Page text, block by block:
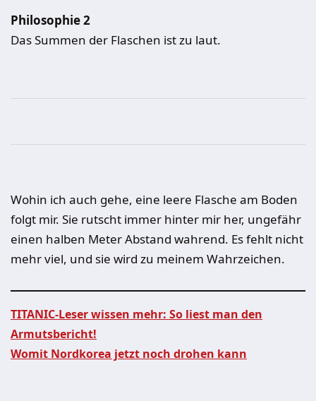
Philosophie 2
Das Summen der Flaschen ist zu laut.
Wohin ich auch gehe, eine leere Flasche am Boden
folgt mir. Sie rutscht immer hinter mir her, ungefähr
einen halben Meter Abstand wahrend. Es fehlt nicht
mehr viel, und sie wird zu meinem Wahrzeichen.
Beitragsnavigation
TITANIC-Leser wissen mehr: So liest man den
Armutsbericht!
Womit Nordkorea jetzt noch drohen kann